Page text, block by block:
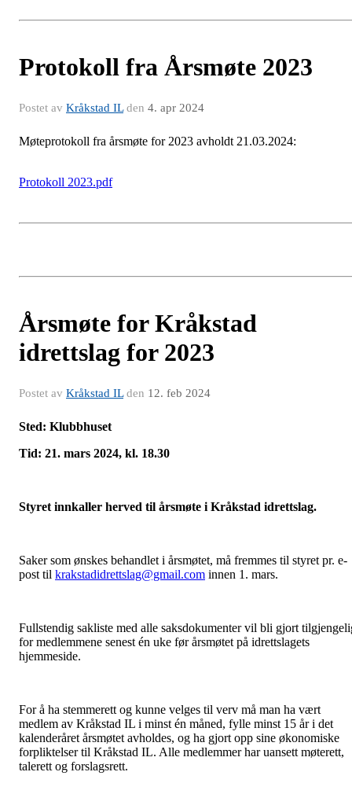
Protokoll fra Årsmøte 2023
Postet av Kråkstad ILden 4. apr 2024
Møteprotokoll fra årsmøte for 2023 avholdt 21.03.2024:
Protokoll 2023.pdf
Årsmøte for Kråkstad
idrettslag for 2023
Postet av Kråkstad ILden 12. feb 2024
Sted: Klubbhuset
Tid: 21. mars 2024, kl. 18.30
Styret innkaller herved til årsmøte i Kråkstad idrettslag.
Saker som ønskes behandlet i årsmøtet, må fremmes til styret pr. e-
post til krakstadidrettslag@gmail.com innen 1. mars.
Fullstendig sakliste med alle saksdokumenter vil bli gjort
for medlemmene senest én uke før årsmøtet på idrettslagets
hjemmeside.
For å ha stemmerett og kunne velges til verv må man ha vært
medlem av Kråkstad IL i minst én måned, fylle minst 15 år i det
kalenderåret årsmøtet avholdes, og ha gjort opp sine økonomiske
forpliktelser til Kråkstad IL. Alle medlemmer har uansett møterett,
talerett og forslagsrett.